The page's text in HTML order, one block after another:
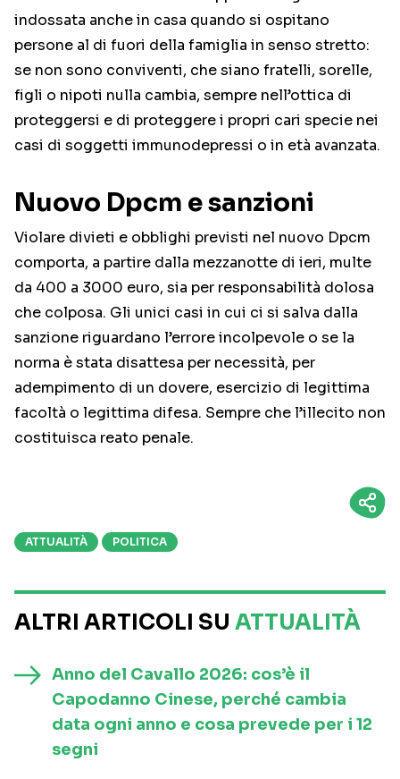
indossata anche in casa quando si ospitano
persone al di fuori della famiglia in senso stretto:
se non sono conviventi, che siano fratelli, sorelle,
figli o nipoti nulla cambia, sempre nell’ottica di
proteggersi e di proteggere i propri cari specie nei
casi di soggetti immunodepressi o in età avanzata.
Nuovo Dpcm e sanzioni
Violare divieti e obblighi previsti nel nuovo Dpcm
comporta, a partire dalla mezzanotte di ieri, multe
da 400 a 3000 euro, sia per responsabilità dolosa
che colposa. Gli unici casi in cui ci si salva dalla
sanzione riguardano l’errore incolpevole o se la
norma è stata disattesa per necessità, per
adempimento di un dovere, esercizio di legittima
facoltà o legittima difesa. Sempre che l’illecito non
costituisca reato penale.
ATTUALITÀ POLITICA
ALTRI ARTICOLI SU ATTUALITÀ
Anno del Cavallo 2026: cos’è il
Capodanno Cinese, perché cambia
data ogni anno e cosa prevede per i 12
segni